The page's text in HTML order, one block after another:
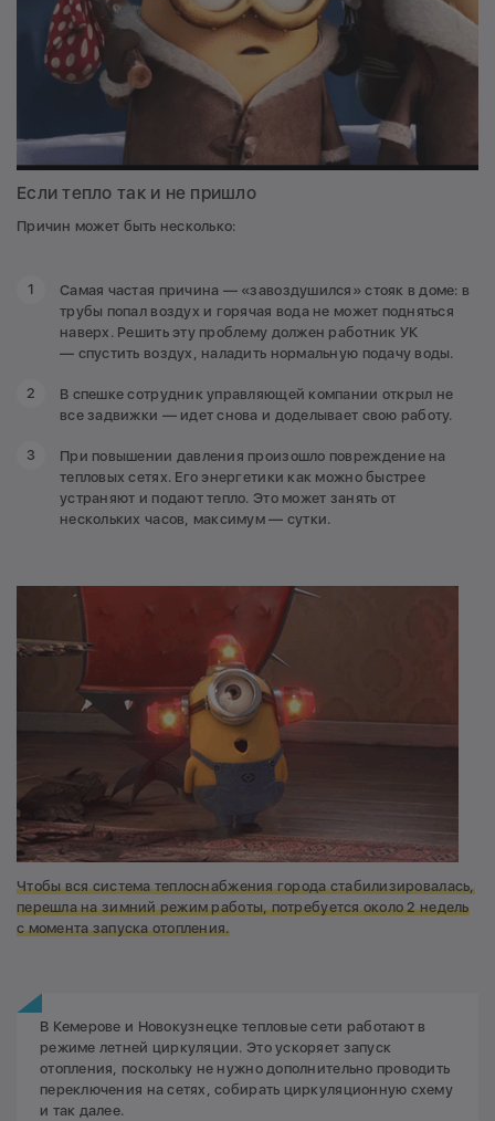
Если тепло так и не пришло
Причин может быть несколько:
Самая частая причина — «завоздушился» стояк в доме: в
трубы попал воздух и горячая вода не может подняться
наверх. Решить эту проблему должен работник УК
— спустить воздух, наладить нормальную подачу воды.
В спешке сотрудник управляющей компании открыл не
все задвижки — идет снова и доделывает свою работу.
При повышении давления произошло повреждение на
тепловых сетях. Его энергетики как можно быстрее
устраняют и подают тепло. Это может занять от
нескольких часов, максимум — сутки.
Чтобы вся система теплоснабжения города стабилизировалась,
перешла на зимний режим работы, потребуется около 2 недель
с момента запуска отопления.
В Кемерове и Новокузнецке тепловые сети работают в
режиме летней циркуляции. Это ускоряет запуск
отопления, поскольку не нужно дополнительно проводить
переключения на сетях, собирать циркуляционную схему
и так далее.